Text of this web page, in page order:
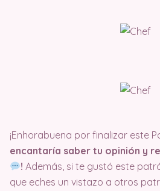
¡Enhorabuena por finalizar este
encantaría saber tu opinión y
!Además, si te gustó este
que eches un vistazo a otros